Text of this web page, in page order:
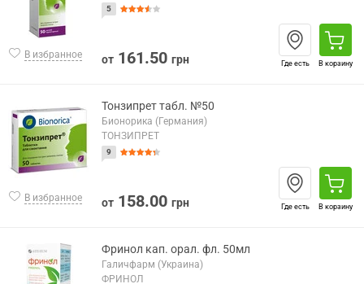
В избранное
5
от 161.50 грн Где есть В корзину
В избранное
Тонзипрет табл. №50
Бионорика (Германия)
ТОНЗИПРЕТ
9
от 158.00 грн Где есть В корзину
Фринол кап. орал. фл. 50мл
Галичфарм (Украина)
ФРИНОЛ